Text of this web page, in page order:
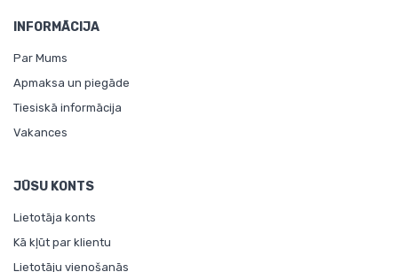
INFORMĀCIJA
Par Mums
Apmaksa un piegāde
Tiesiskā informācija
Vakances
JŪSU KONTS
Lietotāja konts
Kā kļūt par klientu
Lietotāju vienošanās